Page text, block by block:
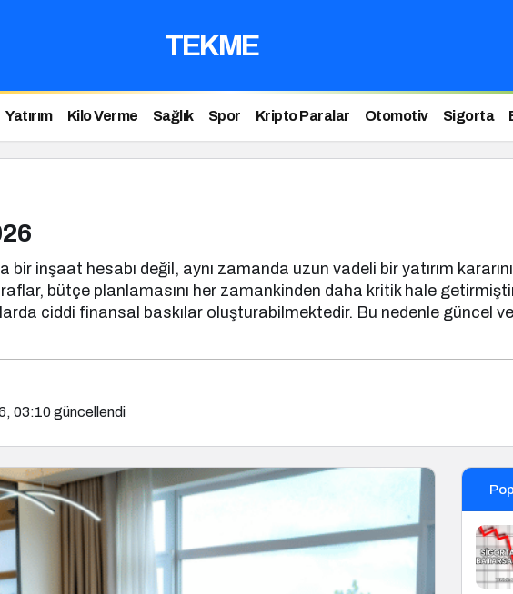
TEKME
Yatırım Kilo Verme Sağlık Spor Kripto Paralar Otomotiv Sigorta
inşaat hesabı değil, aynı zamanda uzun vadeli bir yatırım
bütçe planlamasını her zamankinden daha kritik hale
ciddi finansal baskılar oluşturabilmektedir. Bu nedenle güncel
03:10güncellendi